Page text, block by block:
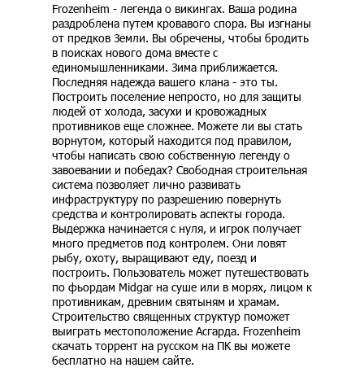
Frozenheim - легенда о викингах. Ваша родина
раздроблена путем кровавого спора. Вы изгнаны
от предков Земли. Вы обречены, чтобы бродить
в поисках нового дома вместе с
единомышленниками. Зима приближается.
Последняя надежда вашего клана - это ты.
Построить поселение непросто, но для защиты
людей от холода, засухи и кровожадных
противников еще сложнее. Можете ли вы стать
ворнутом, который находится под правилом,
чтобы написать свою собственную легенду о
завоевании и победах? Свободная строительная
система позволяет лично развивать
инфраструктуру по разрешению повернуть
средства и контролировать аспекты города.
Выдержка начинается с нуля, и игрок получает
много предметов под контролем. Они ловят
рыбу, охоту, выращивают еду, поезд и
построить. Пользователь может путешествовать
по фьордам Midgar на суше или в морях, лицом к
противникам, древним святыням и храмам.
Строительство священных структур поможет
выиграть местоположение Асгарда. Frozenheim
скачать торрент на русском на ПК вы можете
бесплатно на нашем сайте.